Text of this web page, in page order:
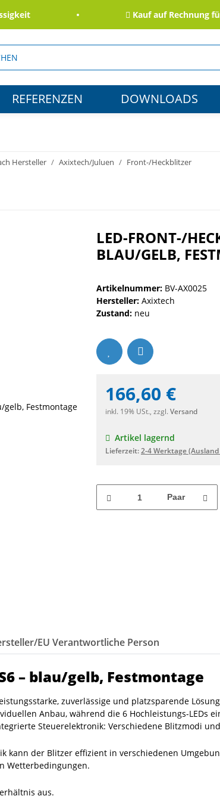
Kauf auf Rechnung für
REFERENZEN DOWNLOADS
Hersteller Axixtech/Juluen
Front-/Heckblitzer
LED-FRONT-/
BLAU/GELB,
Artikelnummer: BV-AX0025
Hersteller: Axixtech
Zustand: neu
166,60 €
inkl. 19% USt., zzgl. Versand
Artikel lagernd
Lieferzeit:2-4 Werktage
Paar
EU Verantwortliche Person
– blau/gelb, Festmontage
zuverlässige und platzsparende
Anbau, während die 6 Hochleistungs-LEDs
Steuerelektronik: Verschiedene Blitzmodi
der Blitzer effizient in verschiedenen
Wetterbedingungen.
aus.